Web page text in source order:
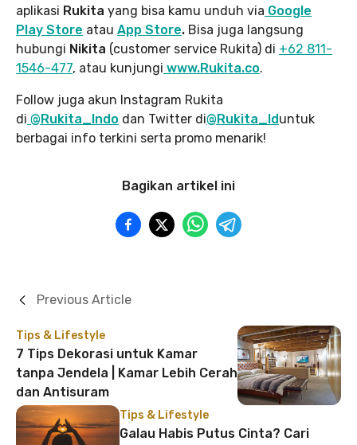
aplikasi Rukita yang bisa kamu unduh via Google
Play Store atau App Store. Bisa juga langsung
hubungi Nikita (customer service Rukita) di +62 811-
1546-477, atau kunjungi www.Rukita.co.
Follow juga akun Instagram Rukita
di @Rukita_Indo dan Twitter di@Rukita_Iduntuk
berbagai info terkini serta promo menarik!
Bagikan artikel ini
Tips & Lifestyle
7 Tips Dekorasi untuk Kamar
tanpa Jendela | Kamar Lebih Cerah
dan Antisuram
Previous Article
Tips & Lifestyle
Galau Habis Putus Cinta? Cari